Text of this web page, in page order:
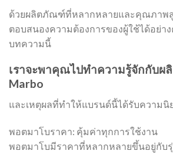
ด้วยผลิตภัณฑ์ที่หลากหลายและคุณภาพสู
ตอบสนองความต้องการของผู้ใช้ได้อย่า
บทความนี้
เราจะพาคุณไปทำความรู้จักกับผ
Marbo
และเหตุผลที่ทำให้แบรนด์นี้ได้รับความนิ
พอตมาโบราคา: คุ้มค่าทุกการใช้งาน
พอตมาโบมีราคาที่หลากหลายขึ้นอยู่กับรุ่